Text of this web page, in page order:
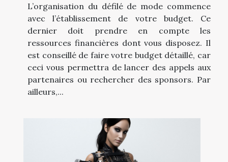
L’organisation du défilé de mode commence
avec l’établissement de votre budget. Ce
dernier doit prendre en compte les
ressources financières dont vous disposez. Il
est conseillé de faire votre budget détaillé, car
ceci vous permettra de lancer des appels aux
partenaires ou rechercher des sponsors. Par
ailleurs,...